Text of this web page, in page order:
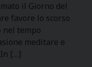
il Giorno del
favore lo scorso
nel tempo
meditare e
[…]